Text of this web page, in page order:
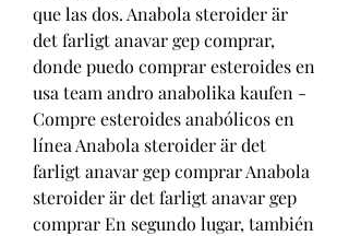
que las dos. Anabola steroider är
det farligt anavar gep comprar,
donde puedo comprar esteroides en
usa team andro anabolika kaufen -
Compre esteroides anabólicos en
línea Anabola steroider är det
farligt anavar gep comprar Anabola
steroider är det farligt anavar gep
comprar En segundo lugar, también